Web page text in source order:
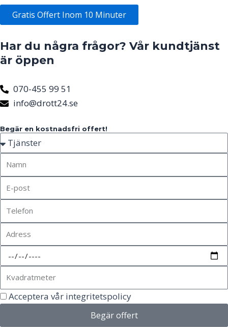
Gratis Offert Inom 10 Minuter
Har du några frågor? Vår kundtjänst
är öppen
070-455 99 51
info@drott24.se
Begär en kostnadsfri offert!
Acceptera vår integritetspolicy
Begär offert